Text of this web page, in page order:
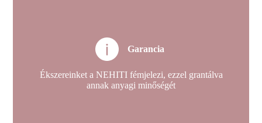
Garancia
Ékszereinket a NEHITI fémjelezi, ezzel grantálva
annak anyagi minőségét